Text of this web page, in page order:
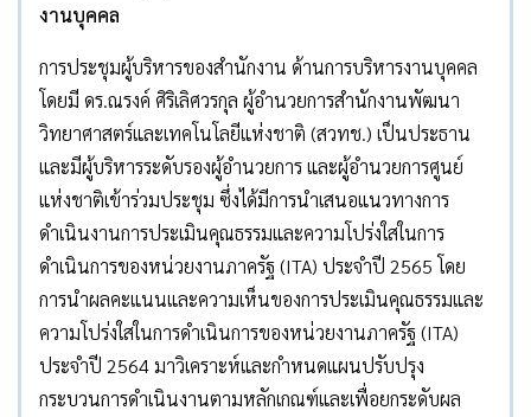
งานบุคคล
การประชุมผู้บริหารของสำนักงาน ด้านการบริหารงานบุคคล
โดยมี ดร.ณรงค์ ศิริเลิศวรกุล ผู้อำนวยการสำนักงานพัฒนา
วิทยาศาสตร์และเทคโนโลยีแห่งชาติ (สวทช.) เป็นประธาน
และมีผู้บริหารระดับรองผู้อำนวยการ และผู้อำนวยการศูนย์
แห่งชาติเข้าร่วมประชุม ซึ่งได้มีการนำเสนอแนวทางการ
ดำเนินงานการประเมินคุณธรรมและความโปร่งใสในการ
ดำเนินการของหน่วยงานภาครัฐ (ITA) ประจำปี 2565 โดย
การนำผลคะแนนและความเห็นของการประเมินคุณธรรมและ
ความโปร่งใสในการดำเนินการของหน่วยงานภาครัฐ (ITA)
ประจำปี 2564 มาวิเคราะห์และกำหนดแผนปรับปรุง
กระบวนการดำเนินงานตามหลักเกณฑ์และเพื่อยกระดับผล